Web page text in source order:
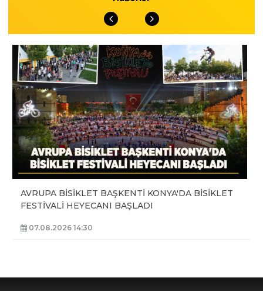
AVRUPA BİSİKLET BAŞKENTİ KONYA'DA BİSİKLET
FESTİVALİ HEYECANI BAŞLADI
07.08.2026 14:30